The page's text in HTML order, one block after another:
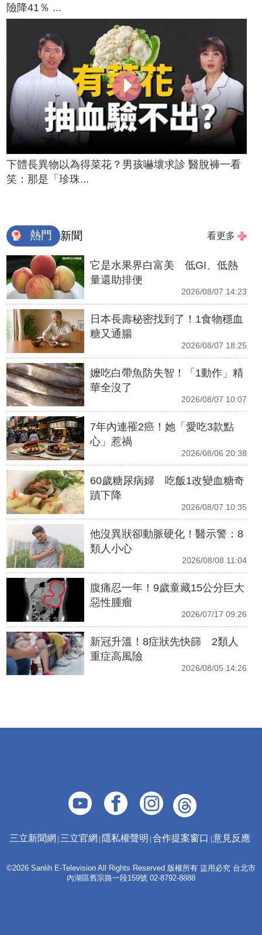
險降41％ ...
下體長異物以為得菜花？男孩嚇壞求診 醫脫褲一看
笑：那是「珍珠...
熱門 新聞 看更多
它是水果界白富美 低GI、低熱
量還助排便
2026/08/07 14:23
日本長壽秘密找到了！1食物穩血
糖又通腸
2026/08/07 18:25
嬤吃白帶魚防失智！「1動作」精
華全沒了
2026/08/07 10:07
7年內連罹2癌！她「愛吃3款點
心」惹禍
2026/08/06 20:38
60歲糖尿病婦 吃飯1改變血糖奇
蹟下降
2026/08/07 10:35
他沒異狀卻動脈硬化！醫示警：8
類人小心
2026/08/08 11:04
腹痛忍一年！9歲童藏15公分巨大
惡性腫瘤
2026/07/17 09:26
新冠升溫！8症狀先快篩 2類人
重症高風險
2026/08/05 14:26
三立新聞網 三立官網 隱私權聲明 合作提案窗口 意見反應
©2026 Sanlih E-Television All Rights Reserved 版權所有 盜用必究 台北市
內湖區舊宗路一段159號 02-8792-8888